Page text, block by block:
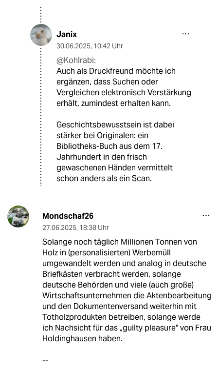
Janix
30.06.2025, 10:42 Uhr
@Kohlrabi:
Auch als Druckfreund möchte ich
ergänzen, dass Suchen oder
Vergleichen elektronisch Verstärkung
erhält, zumindest erhalten kann.
Geschichtsbewusstsein ist dabei
stärker bei Originalen: ein
Bibliotheks-Buch aus dem 17.
Jahrhundert in den frisch
gewaschenen Händen vermittelt
schon anders als ein Scan.
Mondschaf26
27.06.2025, 18:38 Uhr
Solange noch täglich Millionen Tonnen von
Holz in (personalisierten) Werbemüll
umgewandelt werden und analog in deutsche
Briefkästen verbracht werden, solange
deutsche Behörden und viele (auch große)
Wirtschaftsunternehmen die Aktenbearbeitung
und den Dokumentenversand weiterhin mit
Totholzprodukten betreiben, solange werde
ich Nachsicht für das „guilty pleasure" von Frau
Holdinghausen haben.
--